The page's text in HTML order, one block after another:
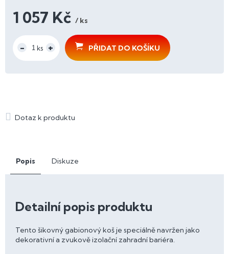
1 057 Kč / ks
cena:
PŘIDAT DO KOŠÍKU
Popis Diskuze
Detailní popis produktu
Tento šikovný gabionový koš je speciálně navržen jako
dekorativní a zvukově izolační zahradní bariéra.